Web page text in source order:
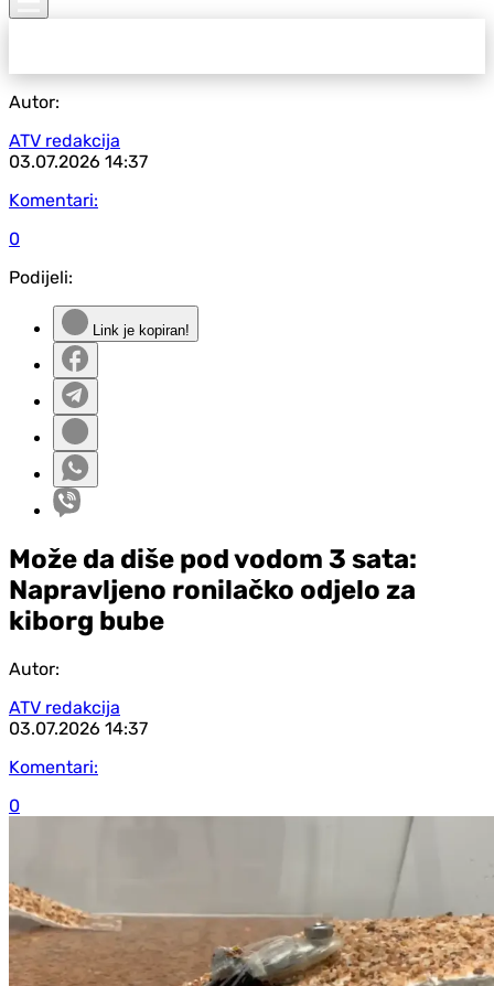
Autor:
ATV redakcija
03.07.2026 14:37
Komentari:
0
Podijeli:
Link je kopiran!
Može da diše pod vodom 3 sata:
Napravljeno ronilačko odjelo za
kiborg bube
Autor:
ATV redakcija
03.07.2026 14:37
Komentari:
0